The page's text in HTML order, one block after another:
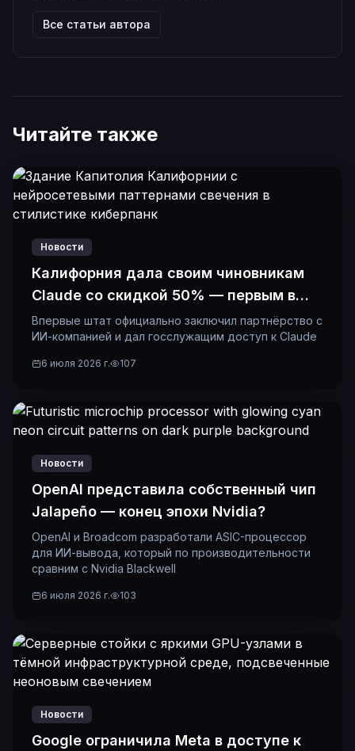
Все статьи автора
Читайте также
Новости
Калифорния дала своим чиновникам
Claude со скидкой 50% — первым в
истории
Впервые штат официально заключил партнёрство с
ИИ-компанией и дал госслужащим доступ к Claude
6 июля 2026 г. 107
Новости
OpenAI представила собственный чип
Jalapeño — конец эпохи Nvidia?
OpenAI и Broadcom разработали ASIC-процессор
для ИИ-вывода, который по производительности
сравним с Nvidia Blackwell
6 июля 2026 г. 103
Новости
Google ограничила Meta в доступе к